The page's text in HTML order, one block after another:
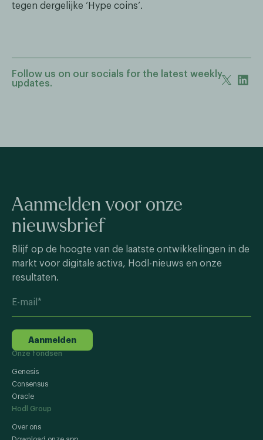
tegen dergelijke ‘Hype coins’.
Follow us on our socials for the latest weekly
updates.
Aanmelden voor onze
nieuwsbrief
Blijf op de hoogte van de laatste ontwikkelingen in de
markt voor digitale activa, Hodl-nieuws en onze
resultaten.
Aanmelden
Onze fondsen
Genesis
Consensus
Oracle
Hodl Group
Over ons